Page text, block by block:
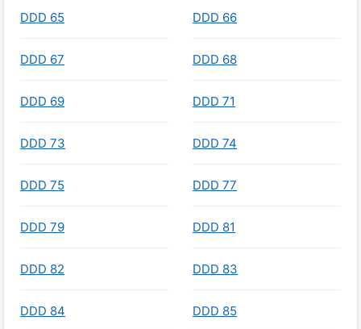
DDD 65 DDD 66
DDD 67 DDD 68
DDD 69 DDD 71
DDD 73 DDD 74
DDD 75 DDD 77
DDD 79 DDD 81
DDD 82 DDD 83
DDD 84 DDD 85